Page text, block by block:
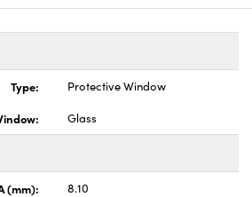
Type:
Protective Window
Glass
(mm):
8.10